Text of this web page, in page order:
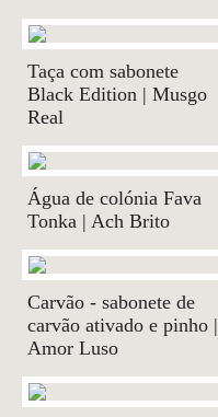
Taça com sabonete
Black Edition | Musgo
Real
Água de colónia Fava
Tonka | Ach Brito
Carvão - sabonete de
carvão ativado e pinho |
Amor Luso